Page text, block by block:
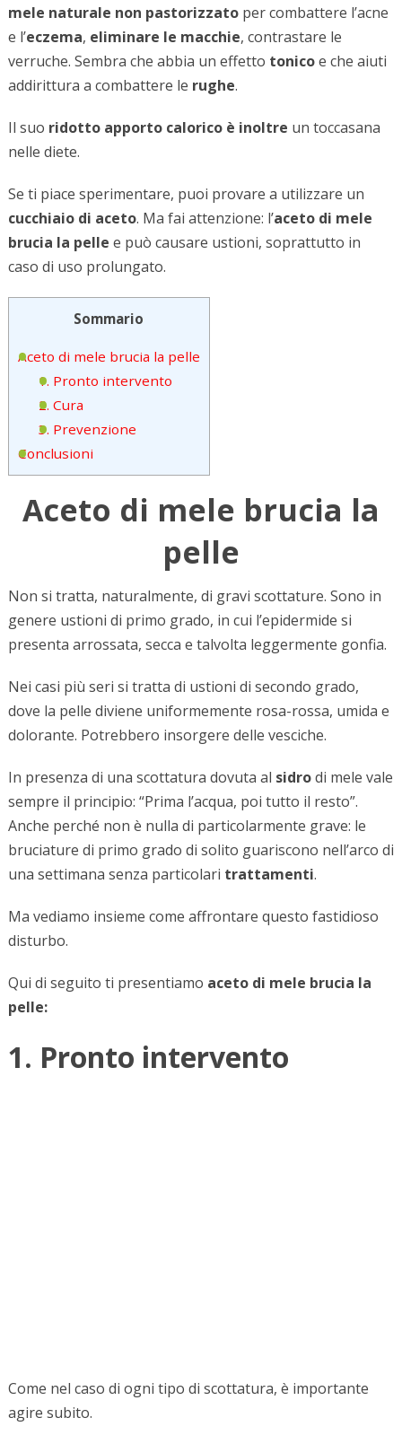
mele naturale non pastorizzatoper combattere l’acne
e l’eczema, eliminare le macchie, contrastare le
verruche. Sembra che abbia un effetto tonicoe che aiuti
addirittura a combattere le rughe.
Il suo ridotto apporto calorico è inoltre un toccasana
nelle diete.
Se ti piace sperimentare, puoi provare a utilizzare un
cucchiaio di aceto. Ma fai attenzione: l’aceto di mele
brucia la pelle e può causare ustioni, soprattutto in
caso di uso prolungato.
Sommario
Aceto di mele brucia la pelle
1. Pronto intervento
2. Cura
3. Prevenzione
Conclusioni
Aceto di mele brucia la
pelle
Non si tratta, naturalmente, di gravi scottature. Sono in
genere ustioni di primo grado, in cui l’epidermide si
presenta arrossata, secca e talvolta leggermente gonfia.
Nei casi più seri si tratta di ustioni di secondo grado,
dove la pelle diviene uniformemente rosa-rossa, umida e
dolorante. Potrebbero insorgere delle vesciche.
In presenza di una scottatura dovuta al sidrodi mele vale
sempre il principio: “Prima l’acqua, poi tutto il resto”.
Anche perché non è nulla di particolarmente grave: le
bruciature di primo grado di solito guariscono nell’arco di
una settimana senza particolari trattamenti.
Ma vediamo insieme come affrontare questo fastidioso
disturbo.
Qui di seguito ti presentiamo aceto di mele brucia la
pelle:
1. Pronto intervento
Come nel caso di ogni tipo di scottatura, è importante
agire subito.